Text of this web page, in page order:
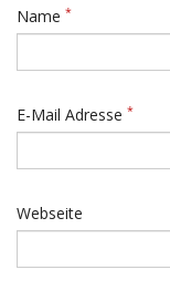
Name *
E-Mail Adresse *
Webseite